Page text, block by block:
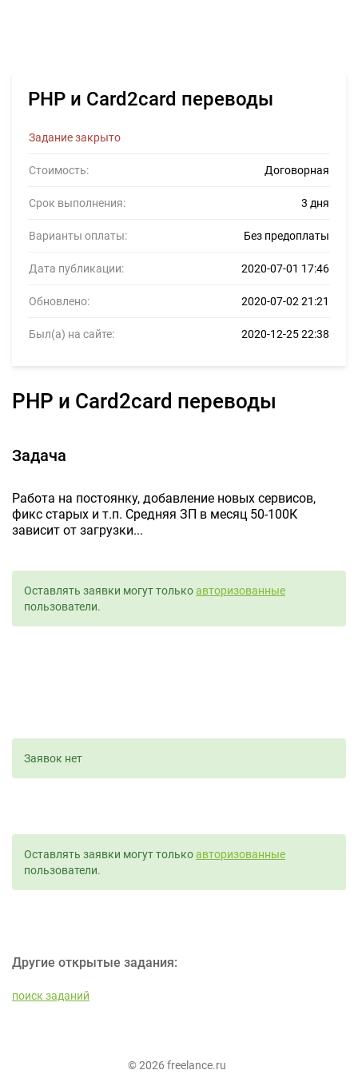
PHP и Card2card переводы
Задание закрыто
Стоимость: Договорная
Срок выполнения: 3 дня
Варианты оплаты: Без предоплаты
Дата публикации: 2020-07-01 17:46
Обновлено: 2020-07-02 21:21
Был(а) на сайте: 2020-12-25 22:38
PHP и Card2card переводы
Задача
Работа на постоянку, добавление новых сервисов,
фикс старых и т.п. Средняя ЗП в месяц 50-100К
зависит от загрузки...
Оставлять заявки могут толькоавторизованные
пользователи.
Заявок нет
Оставлять заявки могут толькоавторизованные
пользователи.
Другие открытые задания:
поиск заданий
© 2026 freelance.ru